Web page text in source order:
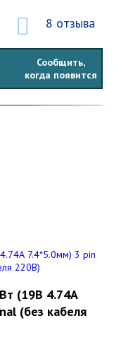
8 отзыва
Сообщить,
когда появится
(19В 4.74А
(без кабеля